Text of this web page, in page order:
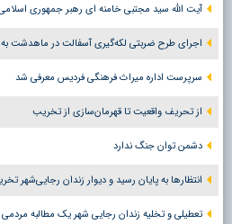
آیت الله سید مجتبی خامنه ای رهبر جمهوری اسلامی
اجرای طرح ضربتی لکه‌گیری آسفالت در ماهدشت به
سرپرست اداره میراث فرهنگی فردیس معرفی شد
از تحریف واقعیت تا قهرمان‌سازی از تخریب
دشمن توان جنگ ندارد
انتظارها به پایان رسید و دیوار زندان رجایی‌شهر
تعطیلی و تخلیه زندان رجایی شهر یک مطالبه مردمی